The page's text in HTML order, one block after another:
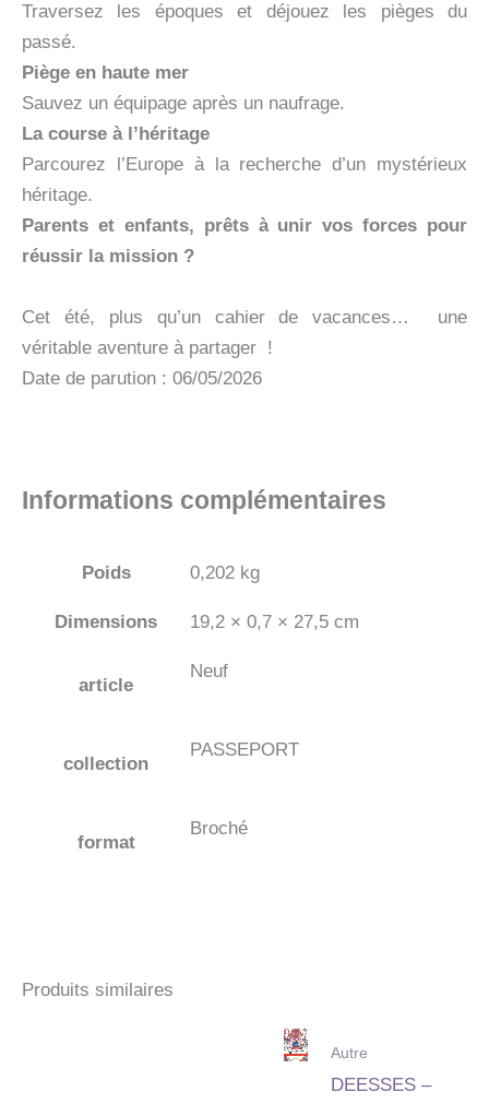
Traversez les époques et déjouez les pièges du
passé.
Piège en haute mer
Sauvez un équipage après un naufrage.
La course à l’héritage
Parcourez l’Europe à la recherche d’un mystérieux
héritage.
Parents et enfants, prêts à unir vos forces pour
réussir la mission ?
Cet été, plus qu’un cahier de vacances… une
véritable aventure à partager !
Date de parution : 06/05/2026
Informations complémentaires
Poids 0,202 kg
Dimensions 19,2 × 0,7 × 27,5 cm
article
Neuf
collection
PASSEPORT
format
Broché
Produits similaires
Autre
DEESSES –